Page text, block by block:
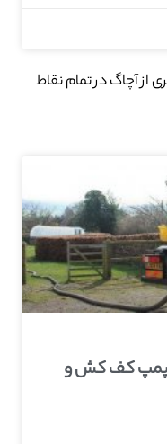
از آچاگ در تمام نقاط
پمپ کف کش و